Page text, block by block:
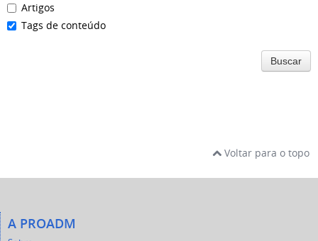
Artigos
Tags de conteúdo
Buscar
Voltar para o topo
A PROADM